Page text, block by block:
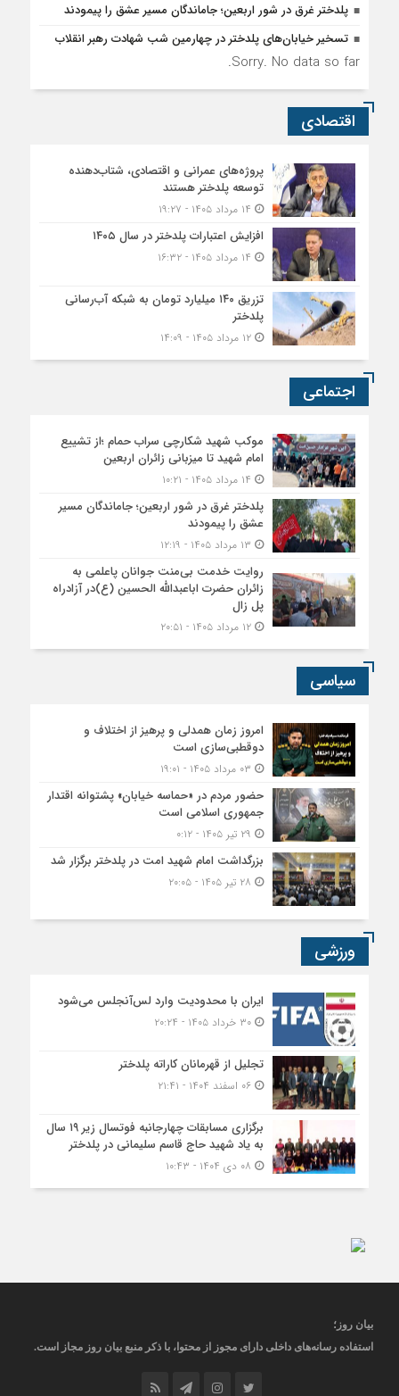
پلدختر غرق در شور اربعین؛ جاماندگان مسیر عشق را پیمودند
تسخیر خیابان‌های پلدختر در چهارمین شب شهادت رهبر انقلاب
Sorry. No data so far.
اقتصادی
پروژه‌های عمرانی و اقتصادی، شتاب‌دهنده
توسعه پلدختر هستند
افزایش اعتبارات پلدختر در سال ۱۴۰۵
تزریق ۱۴۰ میلیارد تومان به شبکه آب‌رسانی
پلدختر
۱۲ مرداد ۱۴۰۵ - ۱۴:۰۹
اجتماعی
موکب شهید شکارچی سراب حمام ؛از تشییع
امام شهید تا میزبانی زائران اربعین
پلدختر غرق در شور اربعین؛ جاماندگان مسیر
عشق را پیمودند
روایت خدمت بی‌منت جوانان پاعلمی به
زائران حضرت اباعبدالله الحسین (ع)در آزادراه
پل زال
۱۲ مرداد ۱۴۰۵ - ۲۰:۵۱
سیاسی
امروز زمان همدلی و پرهیز از اختلاف و
دوقطبی‌سازی است
حضور مردم در «حماسه خیابان» پشتوانه اقتدار
جمهوری اسلامی است
بزرگداشت امام شهید امت در پلدختر برگزار شد
ورزشی
ایران با محدودیت وارد لس‌آنجلس می‌شود
۳۰ خرداد ۱۴۰۵ - ۲۰:۲۴
تجلیل از قهرمانان کاراته پلدختر
۰۶ اسفند ۱۴۰۴ - ۲۱:۴۱
برگزاری مسابقات چهارجانبه فوتسال زیر ۱۹ سال
به یاد شهید حاج قاسم سلیمانی در پلدختر
بیان روز ؛
استفاده رسانه‌های داخلی دارای مجوز از محتوا، با ذکر منبع بیان روز مجاز است.